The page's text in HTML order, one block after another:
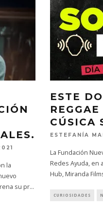
la
su pr...
ESTE
CÚSICA
ESTEFANÍA
La Fundación
Redes Ayuda, en
Hub, Miranda
CURIOSIDADES